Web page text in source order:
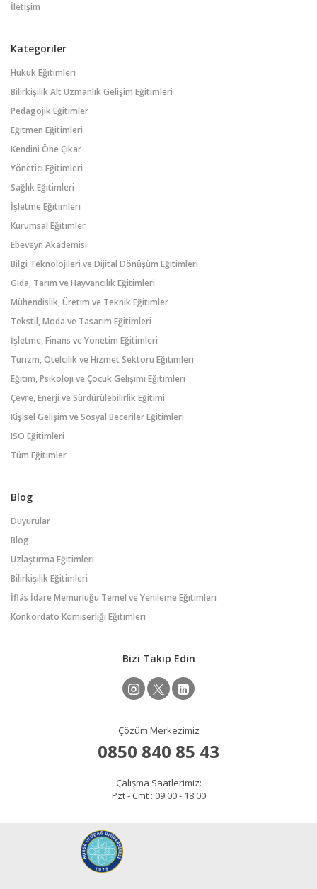
İletişim
Kategoriler
Hukuk Eğitimleri
Bilirkişilik Alt Uzmanlık Gelişim Eğitimleri
Pedagojik Eğitimler
Eğitmen Eğitimleri
Kendini Öne Çıkar
Yönetici Eğitimleri
Sağlık Eğitimleri
İşletme Eğitimleri
Kurumsal Eğitimler
Ebeveyn Akademisi
Bilgi Teknolojileri ve Dijital Dönüşüm Eğitimleri
Gıda, Tarım ve Hayvancılık Eğitimleri
Mühendislik, Üretim ve Teknik Eğitimler
Tekstil, Moda ve Tasarım Eğitimleri
İşletme, Finans ve Yönetim Eğitimleri
Turizm, Otelcilik ve Hizmet Sektörü Eğitimleri
Eğitim, Psikoloji ve Çocuk Gelişimi Eğitimleri
Çevre, Enerji ve Sürdürülebilirlik Eğitimi
Kişisel Gelişim ve Sosyal Beceriler Eğitimleri
ISO Eğitimleri
Tüm Eğitimler
Blog
Duyurular
Blog
Uzlaştırma Eğitimleri
Bilirkişilik Eğitimleri
İflâs İdare Memurluğu Temel ve Yenileme Eğitimleri
Konkordato Komiserliği Eğitimleri
Bizi Takip Edin
Çözüm Merkezimiz
0850 840 85 43
Çalışma Saatlerimiz:
Pzt - Cmt : 09:00 - 18:00